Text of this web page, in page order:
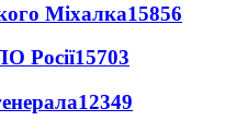
Міхалка15856
Росії15703
12349